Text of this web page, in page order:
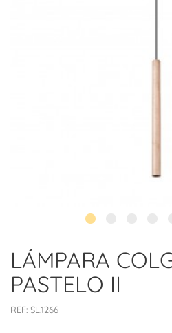
LÁMPARA
PASTELO II
REF: SL.1266